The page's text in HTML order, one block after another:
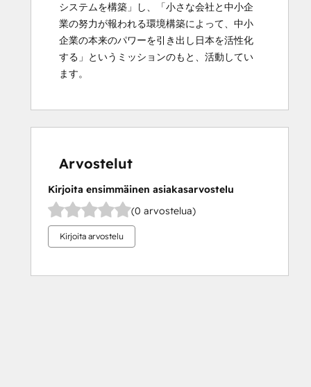
システムを構築」し、「小さな会社と中小企
業の努力が報われる環境構築によって、中小
企業の本来のパワーを引き出し日本を活性化
する」というミッションのもと、活動してい
ます。
Arvostelut
Kirjoita ensimmäinen asiakasarvostelu
(0 arvostelua)
Kirjoita arvostelu